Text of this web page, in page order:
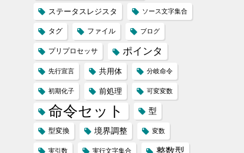
ステータスレジスタ ソース文字集合
タグ ファイル ブログ
プリプロセッサ ポインタ
先行宣言 共用体 分岐命令
初期化子 前処理 可変変数
命令セット 型
型変換 境界調整 変数
実引数 実行文字集合 整数型